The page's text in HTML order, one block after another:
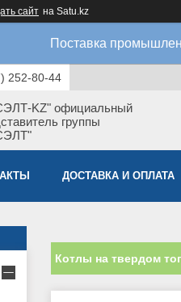
сайт на Satu.kz
Поставка
252-80-44
KZ" официальный
группы
ДОСТАВКА И ОПЛАТА
Котлы на твердом